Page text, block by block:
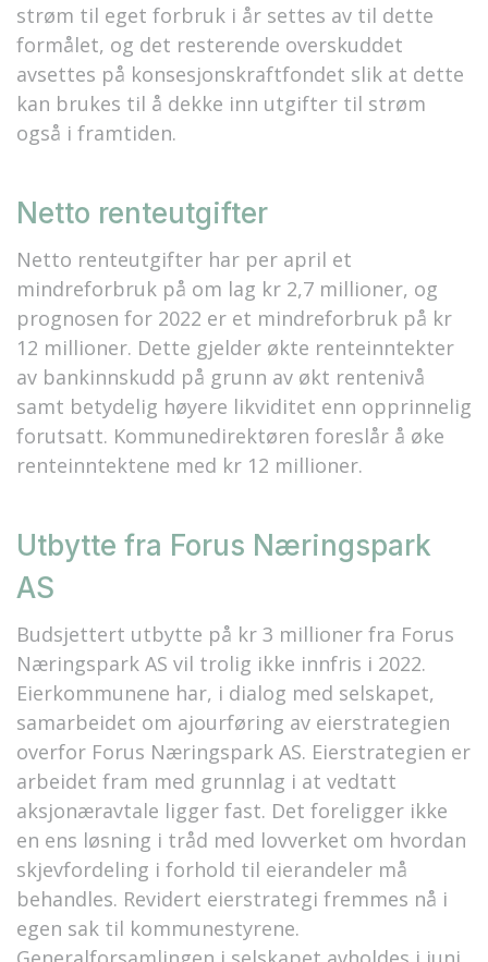
strøm til eget forbruk i år settes av til dette
formålet, og det resterende overskuddet
avsettes på konsesjonskraftfondet slik at dette
kan brukes til å dekke inn utgifter til strøm
også i framtiden.
Netto renteutgifter
Netto renteutgifter har per april et
mindreforbruk på om lag kr 2,7 millioner, og
prognosen for 2022 er et mindreforbruk på kr
12 millioner. Dette gjelder økte renteinntekter
av bankinnskudd på grunn av økt rentenivå
samt betydelig høyere likviditet enn opprinnelig
forutsatt. Kommunedirektøren foreslår å øke
renteinntektene med kr 12 millioner.
Utbytte fra Forus Næringspark
AS
Budsjettert utbytte på kr 3 millioner fra Forus
Næringspark AS vil trolig ikke innfris i 2022.
Eierkommunene har, i dialog med selskapet,
samarbeidet om ajourføring av eierstrategien
overfor Forus Næringspark AS. Eierstrategien er
arbeidet fram med grunnlag i at vedtatt
aksjonæravtale ligger fast. Det foreligger ikke
en ens løsning i tråd med lovverket om hvordan
skjevfordeling i forhold til eierandeler må
behandles. Revidert eierstrategi fremmes nå i
egen sak til kommunestyrene.